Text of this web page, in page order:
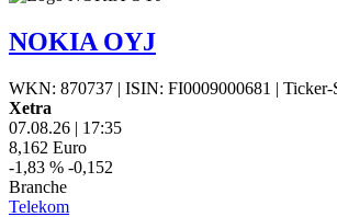
NOKIA OYJ
WKN: 870737 | ISIN: FI0009000681 |
Xetra
07.08.26 | 17:35
8,162 Euro
-1,83 % -0,152
Branche
Telekom